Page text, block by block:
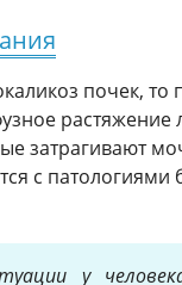
почек,
растяжение
затрагивают
с
у